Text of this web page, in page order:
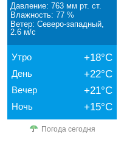
Давление: 763 мм рт. ст.
Влажность: 77 %
Ветер: Северо-западный,
2.6 м/с
Утро +18°C
День +22°C
Вечер +21°C
Ночь +15°C
Погода сегодня